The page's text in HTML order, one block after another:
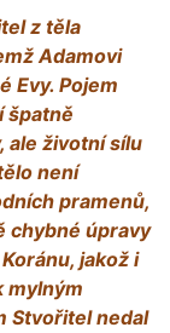
z těla
Adamovi
Evy. Pojem
špatně
ale životní sílu
není
pramenů,
chybné úpravy
jakož i
mylným
Stvořitel nedal